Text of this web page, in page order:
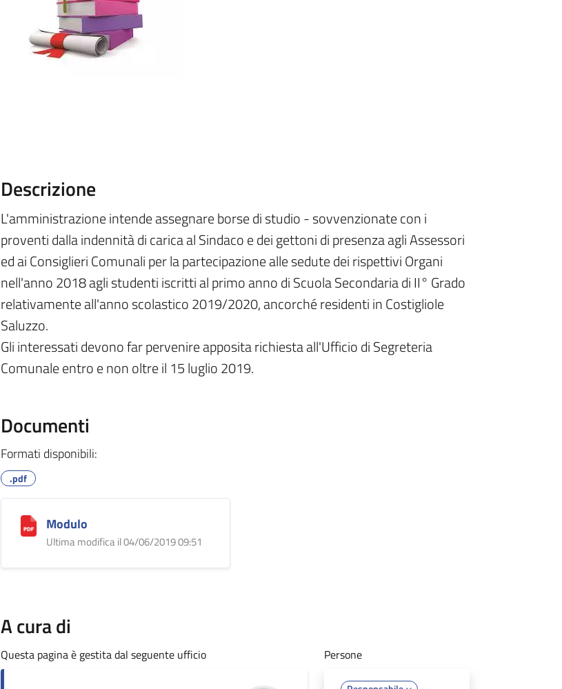
Descrizione
L'amministrazione intende assegnare borse di studio - sovvenzionate con i
proventi dalla indennità di carica al Sindaco e dei gettoni di presenza agli Assessori
ed ai Consiglieri Comunali per la partecipazione alle sedute dei rispettivi Organi
nell'anno 2018 agli studenti iscritti al primo anno di Scuola Secondaria di II° Grado
relativamente all'anno scolastico 2019/2020, ancorché residenti in Costigliole
Saluzzo.
Gli interessati devono far pervenire apposita richiesta all'Ufficio di Segreteria
Comunale entro e non oltre il 15 luglio 2019.
Documenti
Formati disponibili:
.pdf
Modulo
Ultima modifica il 04/06/2019 09:51
A cura di
Questa pagina è gestita dal seguente ufficio Persone